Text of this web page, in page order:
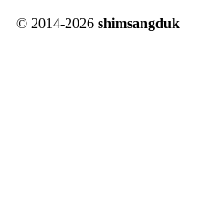
© 2014-2026 shimsangduk